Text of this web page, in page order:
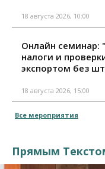
18 августа 2026, 10:00
Онлайн семинар:
налоги и
экспортом без
18 августа 2026, 15:00
Все мероприятия
Прямым